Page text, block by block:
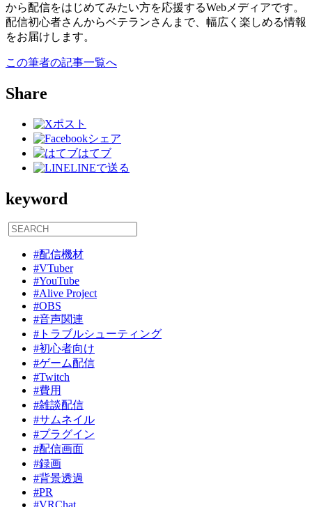
から配信をはじめてみたい方を応援するWebメディアです。
配信初心者さんからベテランさんまで、幅広く楽しめる情報
をお届けします。
この筆者の記事一覧へ
Share
ポスト
シェア
はてブ
LINEで送る
keyword
#配信機材
#VTuber
#YouTube
#Alive Project
#OBS
#音声関連
#トラブルシューティング
#初心者向け
#ゲーム配信
#Twitch
#費用
#雑談配信
#サムネイル
#プラグイン
#配信画面
#録画
#背景透過
#PR